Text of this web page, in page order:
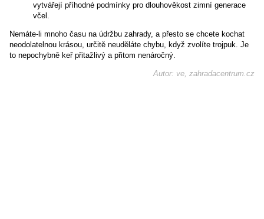
vytvářejí příhodné podmínky pro dlouhověkost zimní generace
včel.
Nemáte-li mnoho času na údržbu zahrady, a přesto se chcete kochat
neodolatelnou krásou, určitě neuděláte chybu, když zvolíte trojpuk. Je
to nepochybně keř přitažlivý a přitom nenáročný.
Autor: ve, zahradacentrum.cz